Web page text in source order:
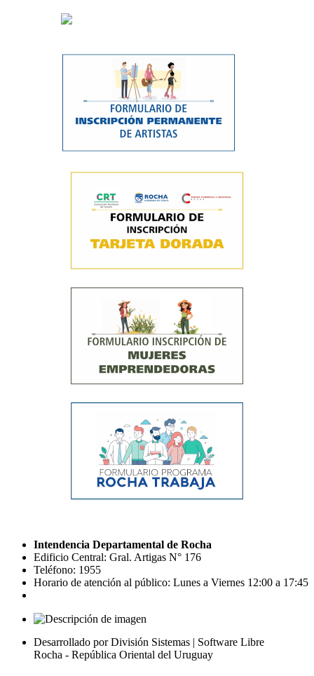
Intendencia Departamental de Rocha
Edificio Central: Gral. Artigas N° 176
Teléfono: 1955
Horario de atención al público: Lunes a Viernes 12:00 a 17:45
Desarrollado por División Sistemas | Software Libre
Rocha - República Oriental del Uruguay